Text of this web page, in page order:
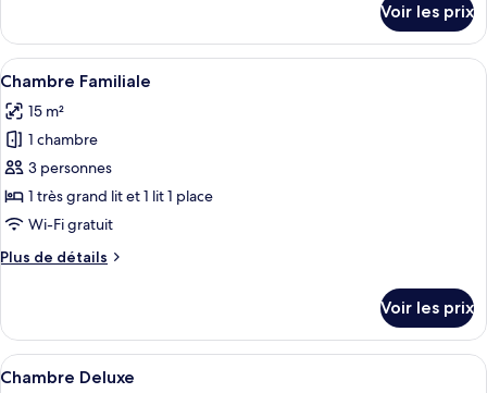
Suite
Studio
Exécutive
le
type
de
Suite
Studio
Exécutive
Voir les prix
Afficher
toutes
les
photos
pour
ce
type
chambre :
Une chambre d’hôtel avec un lit,
1
Chambre Familiale
15 m²
1 chambre
3 personnes
1 très grand lit et 1 lit 1 place
Wi-Fi gratuit
Plus de détails
Plus
le
type
de
Voir les prix
Afficher
Une chambre d’hôtel comprenant
1
Chambre Deluxe